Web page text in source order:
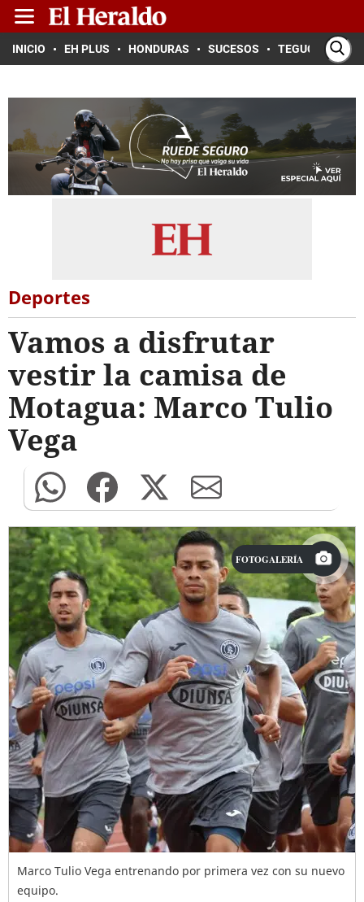
INICIO EH PLUS HONDURAS SUCESOS TEGUCIGALPA
Deportes
Vamos a disfrutar
vestir la camisa de
Motagua: Marco Tulio
Vega
FOTOGALERÍA
Marco Tulio Vega entrenando por primera vez con su nuevo
equipo.